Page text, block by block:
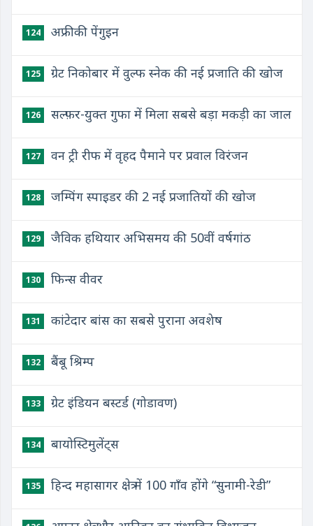
124 अफ्रीकी पेंगुइन
125 ग्रेट निकोबार में वुल्फ स्नेक की नई प्रजाति की खोज
126 सल्फ़र-युक्त गुफा में मिला सबसे बड़ा मकड़ी का जाल
127 वन ट्री रीफ में वृहद पैमाने पर प्रवाल विरंजन
128 जम्पिंग स्पाइडर की 2 नई प्रजातियों की खोज
129 जैविक हथियार अभिसमय की 50वीं वर्षगांठ
130 फिन्स वीवर
131 कांटेदार बांस का सबसे पुराना अवशेष
132 बैंबू श्रिम्प
133 ग्रेट इंडियन बस्टर्ड (गोडावण)
134 बायोस्टिमुलेंट्स
135 हिन्द महासागर क्षेत्र में 100 गाँव होंगे “सुनामी-रेडी”